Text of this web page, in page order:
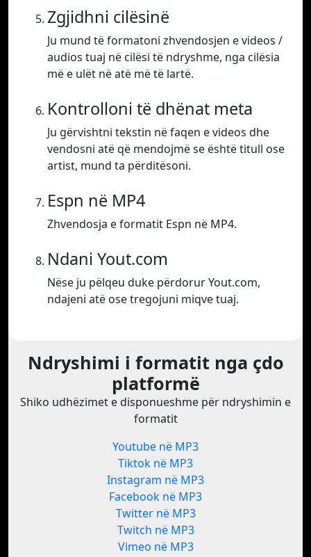
Zgjidhni cilësinë
Ju mund të formatoni zhvendosjen e videos /
audios tuaj në cilësi të ndryshme, nga cilësia
më e ulët në atë më të lartë.
Kontrolloni të dhënat meta
Ju gërvishtni tekstin në faqen e videos dhe
vendosni atë që mendojmë se është titull ose
artist, mund ta përditësoni.
Espn në MP4
Zhvendosja e formatit Espn në MP4.
Ndani Yout.com
Nëse ju pëlqeu duke përdorur Yout.com,
ndajeni atë ose tregojuni miqve tuaj.
Ndryshimi i formatit nga çdo
platformë
Shiko udhëzimet e disponueshme për ndryshimin e
formatit
Youtube në MP3
Tiktok në MP3
Instagram në MP3
Facebook në MP3
Twitter në MP3
Twitch në MP3
Vimeo në MP3